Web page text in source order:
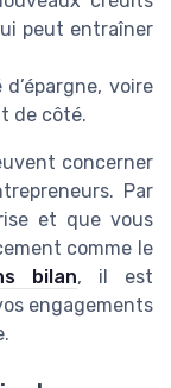
peut entraîner
voire
de côté.
concerner
Par
et que vous
comme le
bilan, il est
engagements